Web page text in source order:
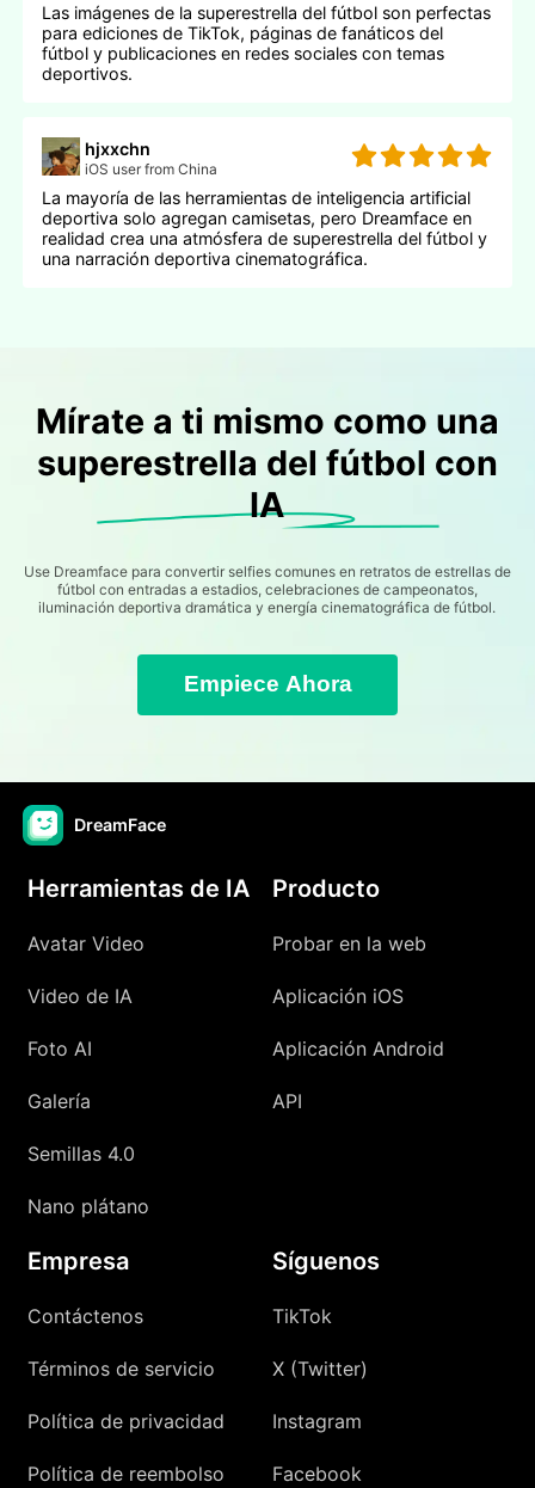
Las imágenes de la superestrella del fútbol son perfectas
para ediciones de TikTok, páginas de fanáticos del
fútbol y publicaciones en redes sociales con temas
deportivos.
hjxxchn
iOS user from China
La mayoría de las herramientas de inteligencia artificial
deportiva solo agregan camisetas, pero Dreamface en
realidad crea una atmósfera de superestrella del fútbol y
una narración deportiva cinematográfica.
Mírate a ti mismo como una
superestrella del fútbol con
IA
Use Dreamface para convertir selfies comunes en retratos de estrellas de
fútbol con entradas a estadios, celebraciones de campeonatos,
iluminación deportiva dramática y energía cinematográfica de fútbol.
Empiece Ahora
DreamFace
Herramientas de IA
Avatar Video
Video de IA
Foto AI
Galería
Semillas 4.0
Nano plátano
Producto
Probar en la web
Aplicación iOS
Aplicación Android
API
Empresa
Contáctenos
Términos de servicio
Política de privacidad
Política de reembolso
Síguenos
TikTok
X (Twitter)
Instagram
Facebook